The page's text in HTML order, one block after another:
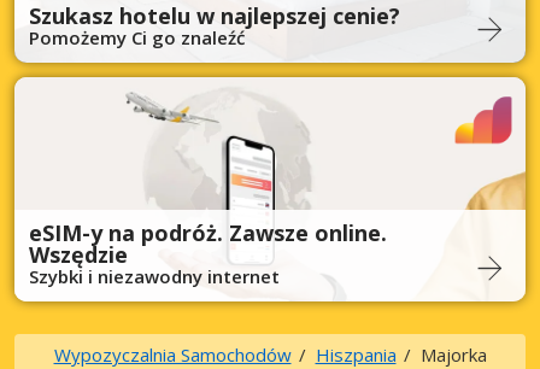
Szukasz hotelu w najlepszej cenie?
Pomożemy Ci go znaleźć
eSIM-y na podróż. Zawsze online.
Wszędzie
Szybki i niezawodny internet
Wypozyczalnia Samochodów Hiszpania Majorka